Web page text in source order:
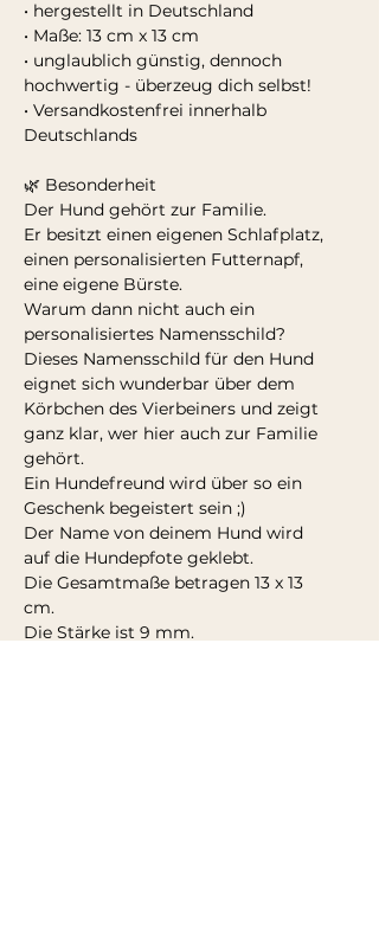
• hergestellt in Deutschland
• Maße: 13 cm x 13 cm
• unglaublich günstig, dennoch
hochwertig - überzeug dich selbst!
• Versandkostenfrei innerhalb
Deutschlands
🌿 Besonderheit
Der Hund gehört zur Familie.
Er besitzt einen eigenen Schlafplatz,
einen personalisierten Futternapf,
eine eigene Bürste.
Warum dann nicht auch ein
personalisiertes Namensschild?
Dieses Namensschild für den Hund
eignet sich wunderbar über dem
Körbchen des Vierbeiners und zeigt
ganz klar, wer hier auch zur Familie
gehört.
Ein Hundefreund wird über so ein
Geschenk begeistert sein ;)
Der Name von deinem Hund wird
auf die Hundepfote geklebt.
Die Gesamtmaße betragen 13 x 13
cm.
Die Stärke ist 9 mm.